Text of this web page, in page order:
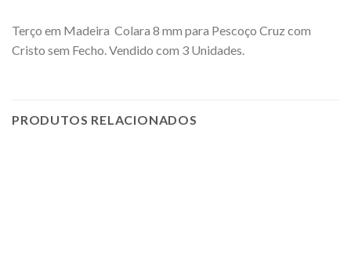
Terço em Madeira Colara 8 mm para Pescoço Cruz com
Cristo sem Fecho. Vendido com 3 Unidades.
PRODUTOS RELACIONADOS